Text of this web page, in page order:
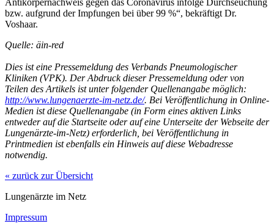
Antikörpernachweis gegen das Coronavirus infolge Durchseuchung
bzw. aufgrund der Impfungen bei über 99 %“, bekräftigt Dr.
Voshaar.
Quelle: äin-red
Dies ist eine Pressemeldung des Verbands Pneumologischer
Kliniken (VPK). Der Abdruck dieser Pressemeldung oder von
Teilen des Artikels ist unter folgender Quellenangabe möglich:
http://www.lungenaerzte-im-netz.de/. Bei Veröffentlichung in Online-
Medien ist diese Quellenangabe (in Form eines aktiven Links
entweder auf die Startseite oder auf eine Unterseite der Webseite der
Lungenärzte-im-Netz) erforderlich, bei Veröffentlichung in
Printmedien ist ebenfalls ein Hinweis auf diese Webadresse
notwendig.
« zurück zur Übersicht
Lungenärzte im Netz
Impressum